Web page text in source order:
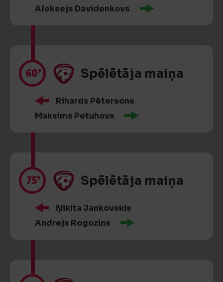
Aleksejs Davidenkovs
60’ Spēlētāja maiņa
Rihards Pētersons
Maksims Petuhovs
75’ Spēlētāja maiņa
Ņikita Jankovskis
Andrejs Rogozins